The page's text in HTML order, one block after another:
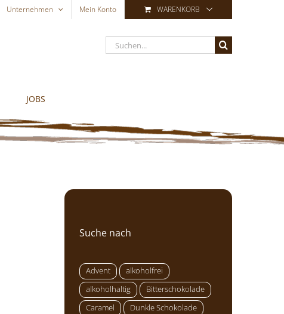
Unternehmen Mein Konto WARENKORB
Suche
nach:
JOBS
Suche nach
Advent
alkoholfrei
alkoholhaltig
Bitterschokolade
Caramel
Dunkle Schokolade